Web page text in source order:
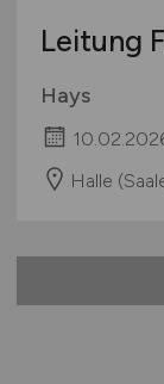
Leitung
Hays
Halle